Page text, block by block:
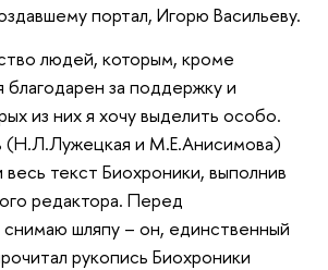
портал, Игорю Васильеву.
людей, которым, кроме
благодарен за поддержку и
из них я хочу выделить особо.
(Н.Л.Лужецкая и М.Е.Анисимова)
текст Биохроники, выполнив
редактора. Перед
шляпу – он, единственный
рукопись Биохроники